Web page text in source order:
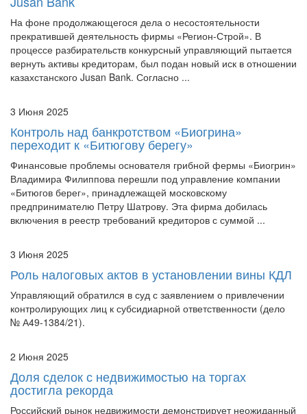
На фоне продолжающегося дела о несостоятельности
прекратившей деятельность фирмы «Регион-Строй». В
процессе разбирательств конкурсный управляющий пытается
вернуть активы кредиторам, был подан новый иск в отношении
казахстанского Jusan Bank. Согласно ...
Контроль над банкротством «Биогрина»
переходит к «Битюгову берегу»
Финансовые проблемы основателя грибной фермы «Биогрин»
Владимира Филиппова перешли под управление компании
«Битюгов берег», принадлежащей московскому
предпринимателю Петру Шатрову. Эта фирма добилась
включения в реестр требований кредиторов с суммой ...
Роль налоговых актов в установлении вины КДЛ
Управляющий обратился в суд с заявлением о привлечении
контролирующих лиц к субсидиарной ответственности (дело
№ А49-1384/21).
Доля сделок с недвижимостью на торгах
достигла рекорда
Российский рынок недвижимости демонстрирует неожиданный
тренд: несмотря на снижение общего объема инвестиций,